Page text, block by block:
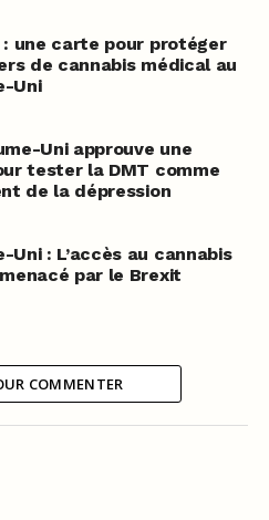
: une carte pour protéger
de cannabis médical au
Uni
Uni approuve une
tester la DMT comme
de la dépression
Uni : L’accès au cannabis
par le Brexit
COMMENTER